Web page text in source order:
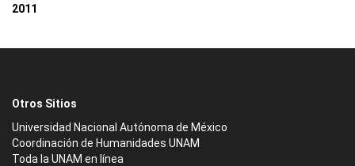
2011
Otros Sitios
Universidad Nacional Autónoma de México
Coordinación de Humanidades UNAM
Toda la UNAM en línea